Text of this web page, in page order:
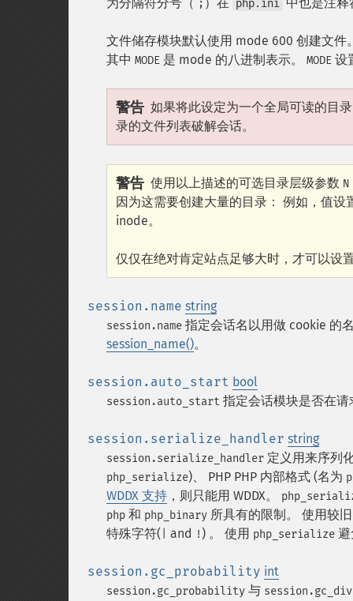
; php.ini
文件储存模块默认使用 mode 600 创建文
其中 MODE 是 mode 的八进制表示。 MODE 设
警告 如果将此设定为一个全局可读的目
录的文件列表破解会话。
警告 使用以上描述的可选目录层级参数 N
因为这需要创建大量的目录： 例如，值
inode。
仅仅在绝对肯定站点足够大时，才可以设
session.name string
session.name 指定会话名以用做 cookie 的
session_name()。
session.auto_start bool
session.auto_start 指定会话模块是否在
session.serialize_handler string
session.serialize_handler 定义用来序列
php_serialize)、 PHP PHP 内部格式 (名为
WDDX 支持 ，则只能用 WDDX。
php 和 php_binary 所具有的限制。 使用较
特殊字符(
and ! ) 。 使用 php_serialize
session.gc_probability int
session.gc_probability 与